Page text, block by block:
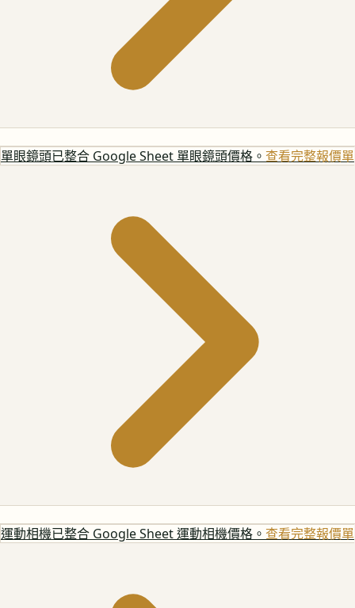
單眼鏡頭已整合 Google Sheet 單眼鏡頭價格。 查看完整報價單
運動相機已整合 Google Sheet 運動相機價格。 查看完整報價單